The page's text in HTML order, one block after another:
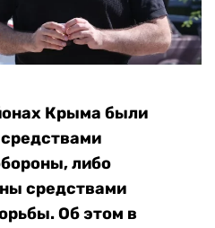
Крыма были
либо
средствами
Об этом в